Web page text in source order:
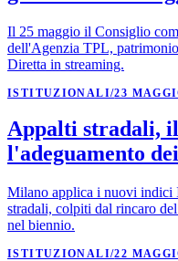
Il 25 maggio il Consiglio
dell'Agenzia TPL,
Diretta in streaming.
ISTITUZIONALI /23
Appalti stradali,
l'adeguamento
Milano applica i nuovi indici
stradali, colpiti dal rincaro
nel biennio.
ISTITUZIONALI/22